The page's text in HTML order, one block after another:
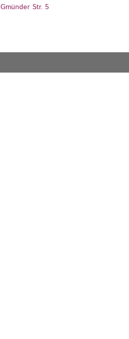
Gmünder Str. 5